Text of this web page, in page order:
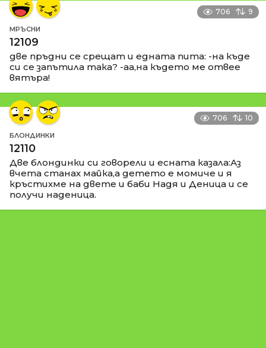
706 9
МРЪСНИ
12109
две пръдни се срещат и едната пита: -на къде
си се запътила така? -аа,на където ме отвее
вятъра!
706 10
БЛОНДИНКИ
12110
Две блондинки си говорели и есната казала:Аз
вчета станах майка,а детето е момиче и я
кръстихме на двете и баби Надя и Деница и се
получи наденица.